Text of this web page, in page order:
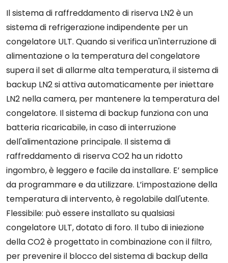
Il sistema di raffreddamento di riserva LN2 è un
sistema di refrigerazione indipendente per un
congelatore ULT. Quando si verifica un'interruzione di
alimentazione o la temperatura del congelatore
supera il set di allarme alta temperatura, il sistema di
backup LN2 si attiva automaticamente per iniettare
LN2 nella camera, per mantenere la temperatura del
congelatore. Il sistema di backup funziona con una
batteria ricaricabile, in caso di interruzione
dell'alimentazione principale. Il sistema di
raffreddamento di riserva CO2 ha un ridotto
ingombro, è leggero e facile da installare. E’ semplice
da programmare e da utilizzare. L’impostazione della
temperatura di intervento, è regolabile dall'utente.
Flessibile: può essere installato su qualsiasi
congelatore ULT, dotato di foro. Il tubo di iniezione
della CO2 è progettato in combinazione con il filtro,
per prevenire il blocco del sistema di backup della